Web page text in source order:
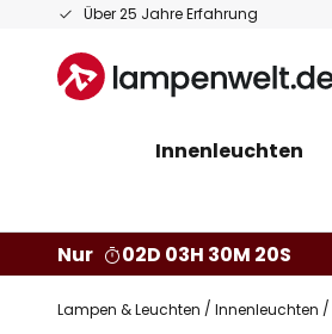
Über 25 Jahre Erfahrung
Zum
springen
Innenleuchten
Nur
02D 03H 30M 19S
Lampen & Leuchten Innenleuchten